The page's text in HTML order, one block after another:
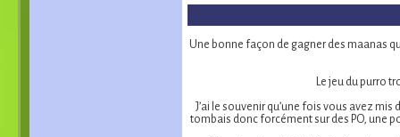
Une bonne façon de gagner des maanas
Le jeu du purro
J’ai le souvenir qu’une fois vous avez
tombais donc forcément sur des PO, une